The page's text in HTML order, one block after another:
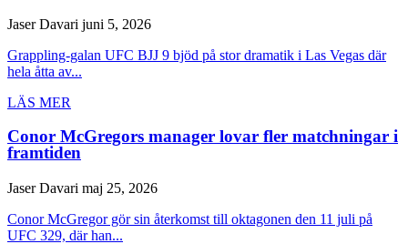
Jaser Davari juni 5, 2026
Grappling-galan UFC BJJ 9 bjöd på stor dramatik i Las Vegas där
hela åtta av...
LÄS MER
Conor McGregors manager lovar fler matchningar i
framtiden
Jaser Davari maj 25, 2026
Conor McGregor gör sin återkomst till oktagonen den 11 juli på
UFC 329, där han...